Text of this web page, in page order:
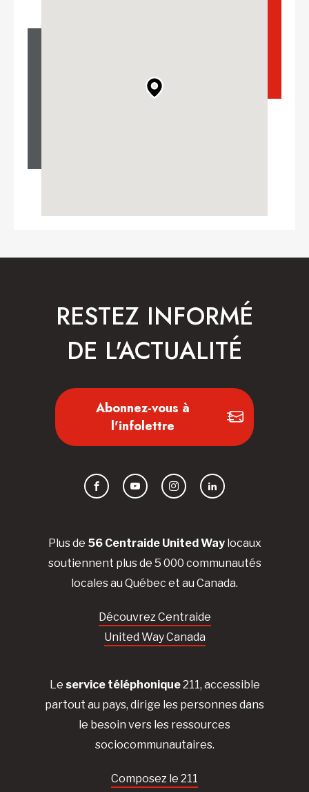
Plus de 56 Centraide United Waylocaux
soutiennent plus de 5 000 communautés
locales au Québec et au Canada.
Découvrez Centraide
United Way Canada
Le service téléphonique211, accessible
partout au pays, dirige les personnes dans
le besoin vers les ressources
sociocommunautaires.
Composez le 211
RESTEZ INFORMÉ
DE L'ACTUALITÉ
Abonnez-vous à
l'infolettre
FacebookYouTubeInstagramLinkedIn